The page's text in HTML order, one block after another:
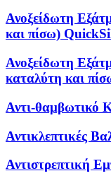
Ανοξείδωτη
και πίσω)
Ανοξείδωτη
καταλύτη και
Αντι-θαμβωτικό
Αντικλεπτικές
Αντιστρεπτική